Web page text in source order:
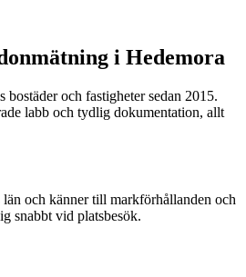
i Hedemora
bostäder och fastigheter sedan 2015.
labb och tydlig dokumentation, allt
och känner till markförhållanden och
snabbt vid platsbesök.